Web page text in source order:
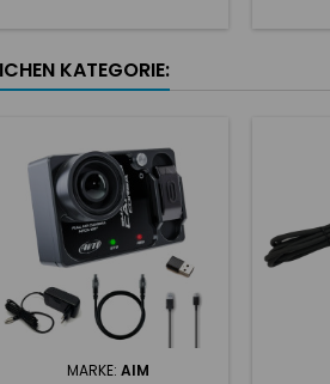
KATEGORIE:
MARKE: AIM